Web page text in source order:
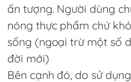
ấn tượng. Người dùng
nóng thực phẩm chứ
sống (ngoại trừ một số
đời mới)
Bên cạnh đó, do sử